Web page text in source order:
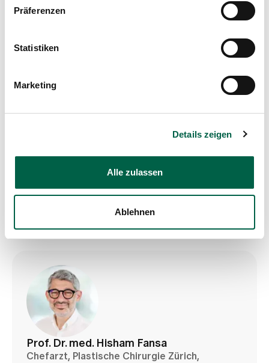
Präferenzen
Statistiken
Marketing
Details zeigen
Alle zulassen
Ablehnen
Prof. Dr. med. Hisham Fansa
Chefarzt, Plastische Chirurgie Zürich,